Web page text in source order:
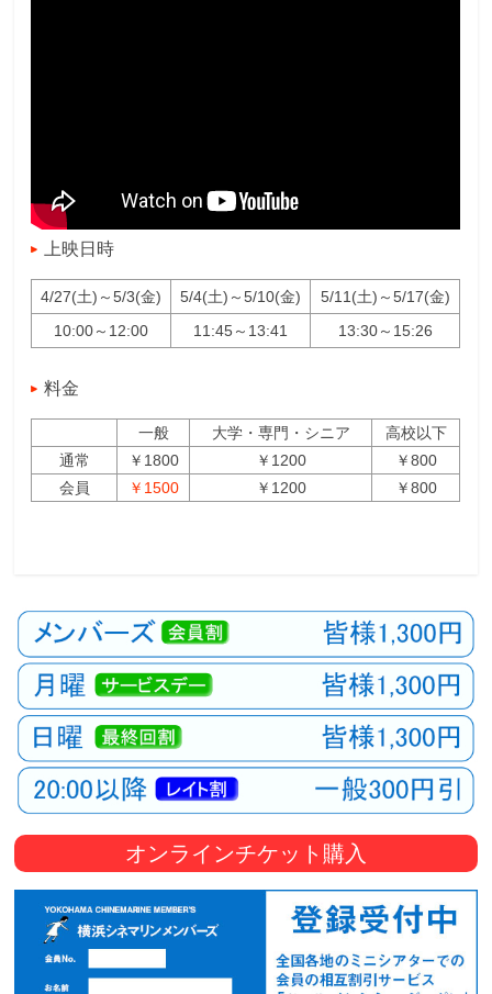
上映日時
4/27(土)～5/3(金) 5/4(土)～5/10(金)
5/11(土)～5/17(金)
10:00～12:00
11:45～13:41 13:30～15:26
料金
一般 大学・専門・シニア
高校以下
通常
￥1800 ￥1200
￥800
会員
￥1500 ￥1200 ￥800
オンラインチケット購入